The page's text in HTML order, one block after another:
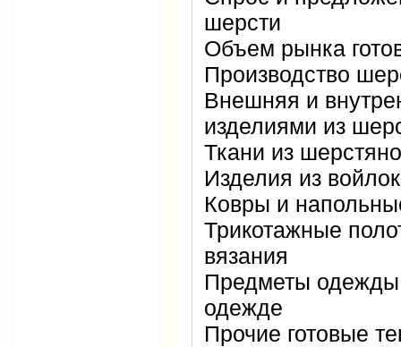
шерсти
Объем рынка
Производство
Внешняя и
изделиями из
Ткани из
Изделия из
Ковры и
Трикотажные
вязания
Предметы одежды
одежде
Прочие готовые